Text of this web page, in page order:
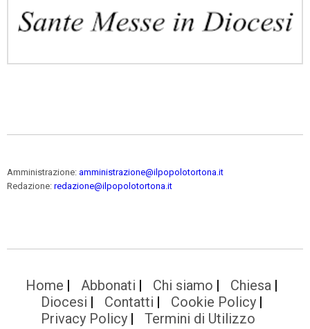
Amministrazione: amministrazione@ilpopolotortona.it
Redazione: redazione@ilpopolotortona.it
Home Abbonati Chi siamo
Chiesa
Diocesi
Contatti
Cookie Policy
Privacy Policy
Termini di Utilizzo